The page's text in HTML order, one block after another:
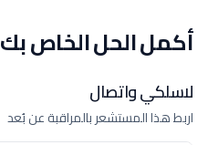
أكمل الحل الخاص بك
لاسلكي واتصال
اربط هذا المستشعر بالمراقبة عن بُعد